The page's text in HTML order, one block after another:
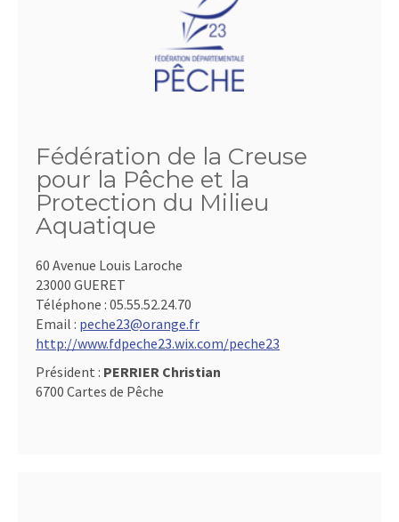
Fédération de la Creuse
pour la Pêche et la
Protection du Milieu
Aquatique
60 Avenue Louis Laroche
23000 GUERET
Téléphone : 05.55.52.24.70
Email : peche23@orange.fr
http://www.fdpeche23.wix.com/peche23
Président : PERRIER Christian
6700 Cartes de Pêche